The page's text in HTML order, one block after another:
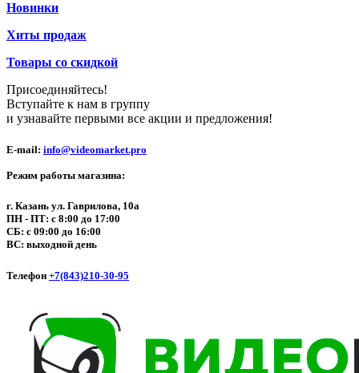
Новинки
Хиты продаж
Товары со скидкой
Присоединяйтесь!
Вступайте к нам в группу
и узнавайте первыми все акции и предложения!
E-mail: info@videomarket.pro
Режим работы магазина:
г. Казань ул. Гаврилова, 10а
ПН - ПТ: с 8:00 до 17:00
СБ: с 09:00 до 16:00
ВС: выходной день
Телефон +7(843)210-30-95